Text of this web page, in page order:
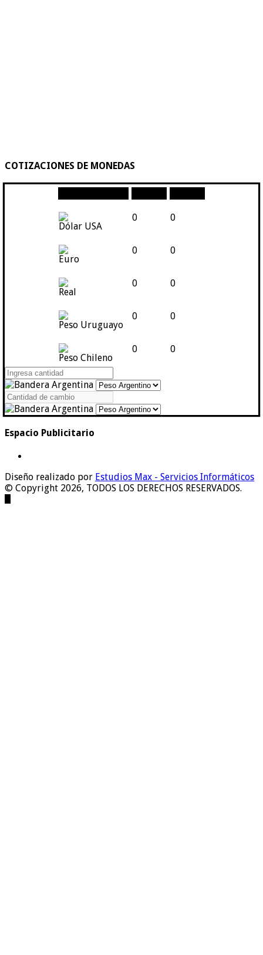
COTIZACIONES DE MONEDAS
Dólar USA
0 0
Euro
0 0
Real
0 0
Peso Uruguayo
0 0
Peso Chileno
0 0
Espacio Publicitario
Diseño realizado por Estudios Max - Servicios Informáticos
© Copyright 2026, TODOS LOS DERECHOS RESERVADOS.